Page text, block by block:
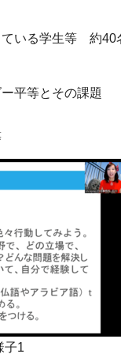
ている学生等 約40
平等とその課題
子1